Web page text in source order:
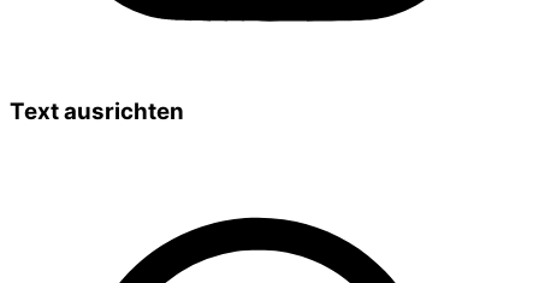
Text ausrichten